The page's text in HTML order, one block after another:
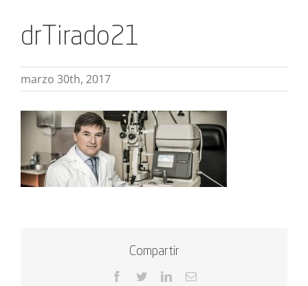
drTirado21
marzo 30th, 2017
Compartir
Facebook
TwitterLinkedInCorreo